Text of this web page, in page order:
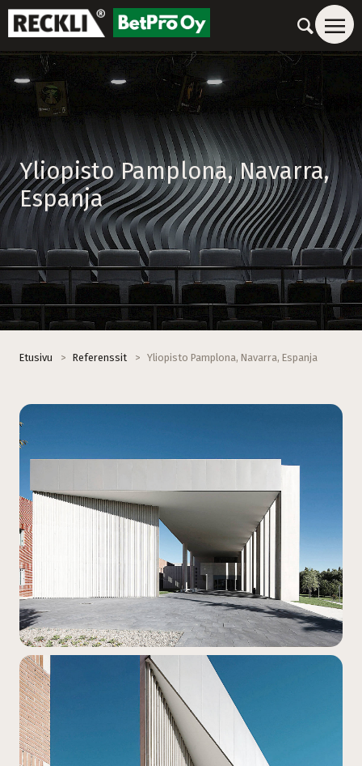
Yliopisto Pamplona, Navarra,
Espanja
Etusivu > Referenssit > Yliopisto Pamplona, Navarra, Espanja